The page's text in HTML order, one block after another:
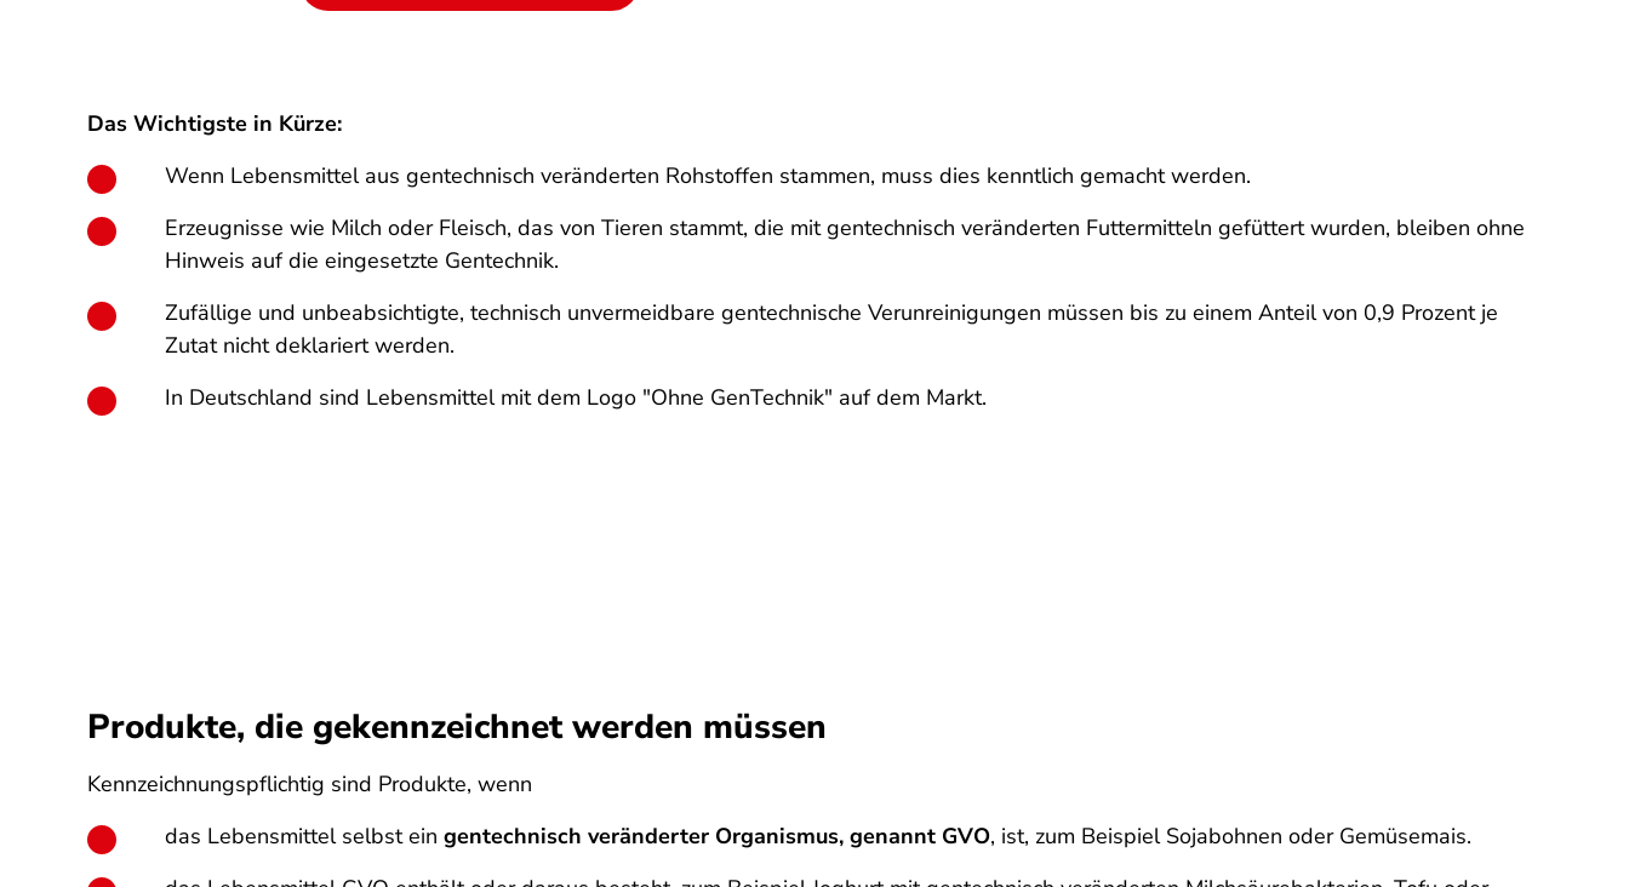
Das Wichtigste in Kürze:
Wenn Lebensmittel aus gentechnisch veränderten Rohstoffen stammen, muss dies kenntlich gemacht werden.
Erzeugnisse wie Milch oder Fleisch, das von Tieren stammt, die mit gentechnisch veränderten Futtermitteln gefüttert wurden, bleiben ohne
Hinweis auf die eingesetzte Gentechnik.
Zufällige und unbeabsichtigte, technisch unvermeidbare gentechnische Verunreinigungen müssen bis zu einem Anteil von 0,9 Prozent je
Zutat nicht deklariert werden.
In Deutschland sind Lebensmittel mit dem Logo "Ohne GenTechnik" auf dem Markt.
Produkte, die gekennzeichnet werden müssen
Kennzeichnungspflichtig sind Produkte, wenn
das Lebensmittel selbst ein gentechnisch veränderter Organismus, genannt GVO, ist, zum Beispiel Sojabohnen oder Gemüsemais.